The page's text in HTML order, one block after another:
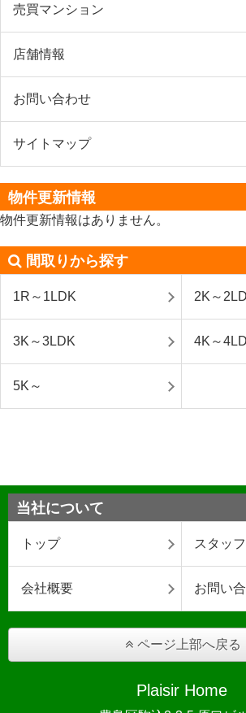
売買マンション
店舗情報
お問い合わせ
サイトマップ
物件更新情報
物件更新情報はありません。
間取りから探す
1R～1LDK 2K～
3K～3LDK 4K～
5K～
当社について
トップ スタッ
会社概要 お問い
ページ上部へ戻る
Plaisir Home